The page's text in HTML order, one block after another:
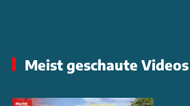
Meist geschaute Videos